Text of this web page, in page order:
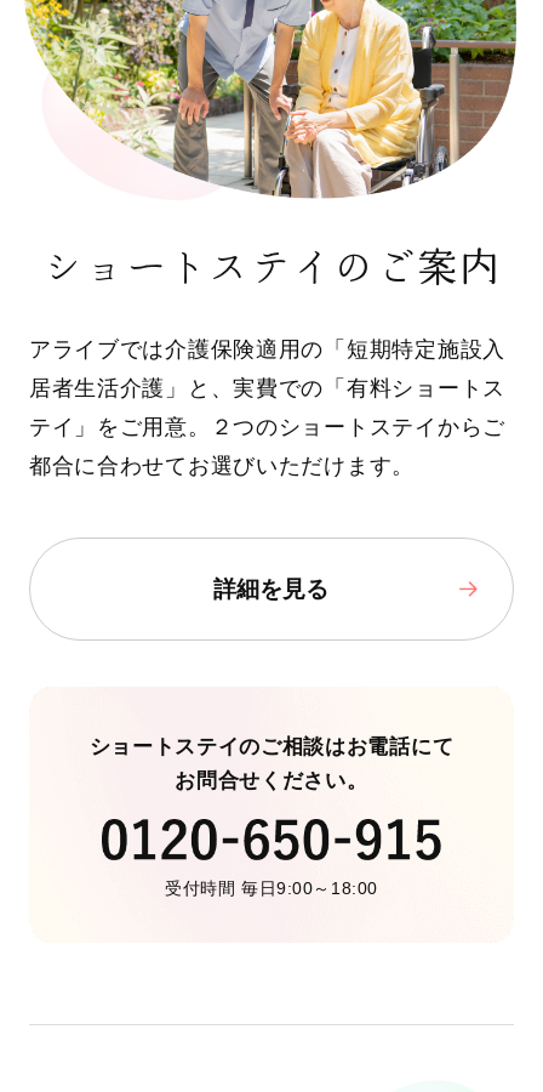
ショートステイのご案内
アライブでは介護保険適用の「短期特定施設入
居者生活介護」と、実費での「有料ショートス
テイ」をご用意。２つのショートステイからご
都合に合わせてお選びいただけます。
詳細を見る
ショートステイのご相談はお電話にて
お問合せください。
受付時間 毎日9:00～18:00